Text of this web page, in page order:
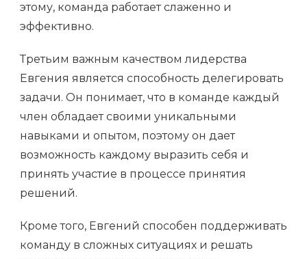
этому, команда работает слаженно и
эффективно.
Третьим важным качеством лидерства
Евгения является способность делегировать
задачи. Он понимает, что в команде каждый
член обладает своими уникальными
навыками и опытом, поэтому он дает
возможность каждому выразить себя и
принять участие в процессе принятия
решений.
Кроме того, Евгений способен поддерживать
команду в сложных ситуациях и решать